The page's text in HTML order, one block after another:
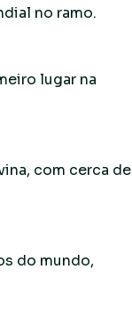
no ramo.
lugar na
com cerca de
do mundo,